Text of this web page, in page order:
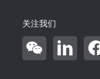
关注我们